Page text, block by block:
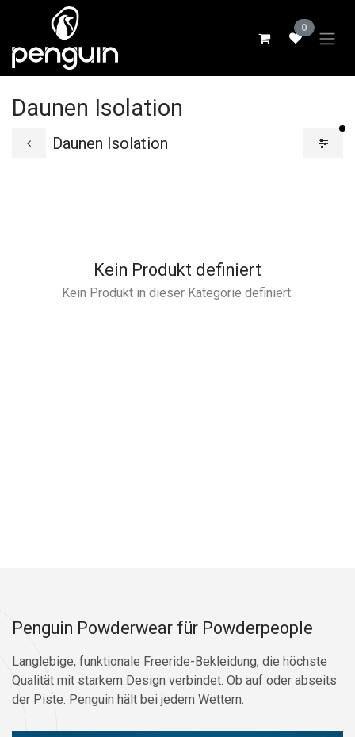
Zum Inhalt springen
0
Daunen Isolation
Daunen Isolation
Kein Produkt definiert
Kein Produkt in dieser Kategorie definiert.
Penguin Powderwear für Powderpeople
Langlebige, funktionale Freeride-Bekleidung, die höchste
Qualität mit starkem Design verbindet. Ob auf oder abseits
der Piste. Penguin hält bei jedem Wettern.